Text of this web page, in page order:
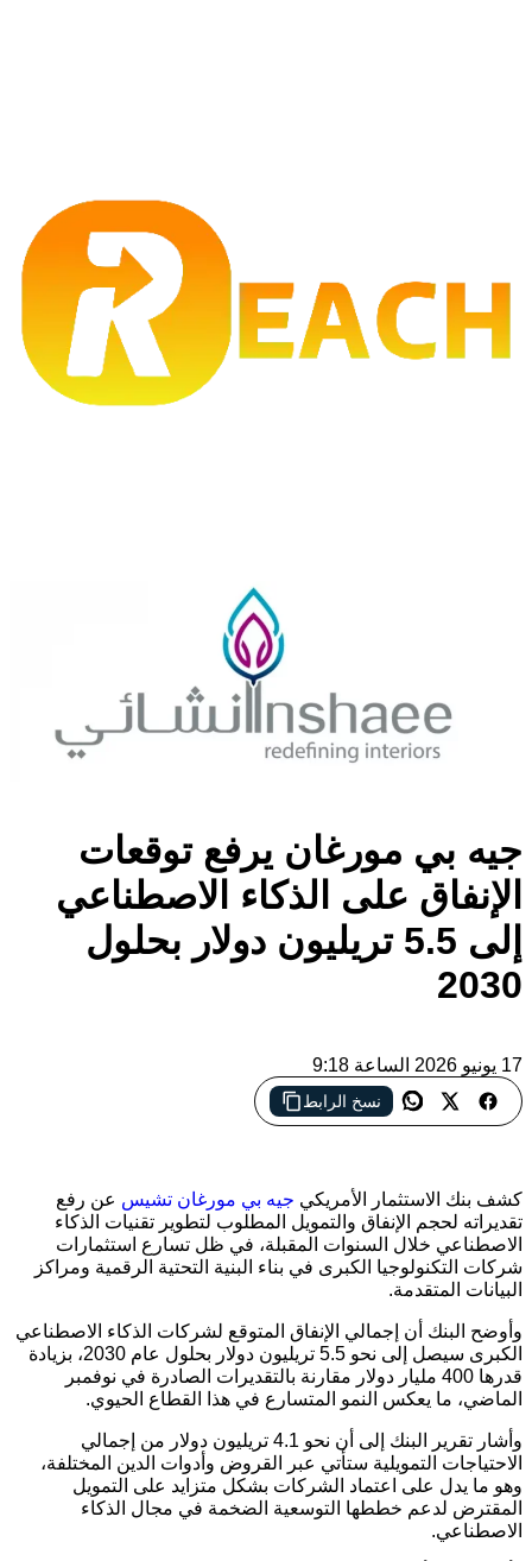
جيه بي مورغان يرفع توقعات
الإنفاق على الذكاء الاصطناعي
إلى 5.5 تريليون دولار بحلول
2030
17 يونيو 2026 الساعة 9:18
نسخ الرابط
كشف بنك الاستثمار الأمريكي جيه بي مورغان تشيس عن رفع
تقديراته لحجم الإنفاق والتمويل المطلوب لتطوير تقنيات الذكاء
الاصطناعي خلال السنوات المقبلة، في ظل تسارع استثمارات
شركات التكنولوجيا الكبرى في بناء البنية التحتية الرقمية ومراكز
البيانات المتقدمة.
وأوضح البنك أن إجمالي الإنفاق المتوقع لشركات الذكاء الاصطناعي
الكبرى سيصل إلى نحو 5.5 تريليون دولار بحلول عام 2030، بزيادة
قدرها 400 مليار دولار مقارنة بالتقديرات الصادرة في نوفمبر
الماضي، ما يعكس النمو المتسارع في هذا القطاع الحيوي.
وأشار تقرير البنك إلى أن نحو 4.1 تريليون دولار من إجمالي
الاحتياجات التمويلية ستأتي عبر القروض وأدوات الدين المختلفة،
وهو ما يدل على اعتماد الشركات بشكل متزايد على التمويل
المقترض لدعم خططها التوسعية الضخمة في مجال الذكاء
الاصطناعي.